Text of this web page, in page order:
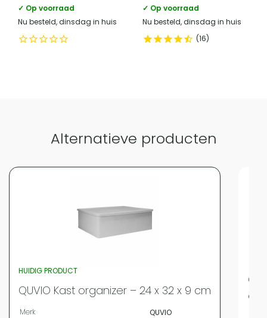
marktdeelnemer in de eu
+31 (0)85 - 130 25 89
✓ Op voorraad
Nu besteld, dinsdag in huis
✓ Op voorraad
Nu besteld, dinsdag in huis
16
Alternatieve producten
HUIDIG PRODUCT
QUVIO Kast organizer – 24 x 32 x 9 cm
Merk
QUVIO
cm